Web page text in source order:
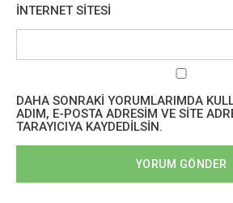
İNTERNET SITESI
DAHA SONRAKI YORUMLARIMDA
ADIM, E-POSTA ADRESIM VE SITE
TARAYICIYA KAYDEDILSIN.